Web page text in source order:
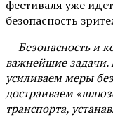
фестиваля уже
безопасность
— Безопасность и
важнейшие задачи.
усиливаем меры
достраиваем
транспорта,